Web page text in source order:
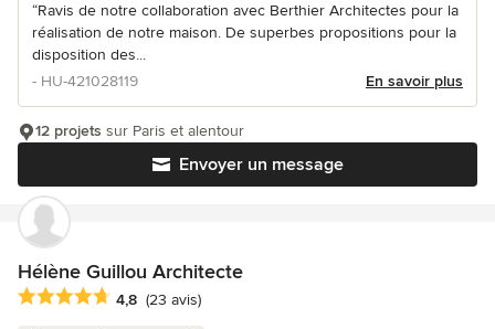
“Ravis de notre collaboration avec Berthier Architectes pour la
réalisation de notre maison. De superbes propositions pour la
disposition des...
- HU-421028119
En savoir plus
Envoyer un message
12 projets sur Paris et alentour
Hélène Guillou Architecte
Note moyenne : 4.8 étoiles sur 5
4,8 (23 avis)